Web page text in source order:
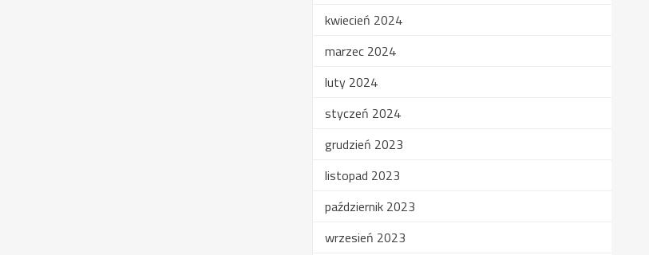
kwiecień 2024
marzec 2024
luty 2024
styczeń 2024
grudzień 2023
listopad 2023
październik 2023
wrzesień 2023